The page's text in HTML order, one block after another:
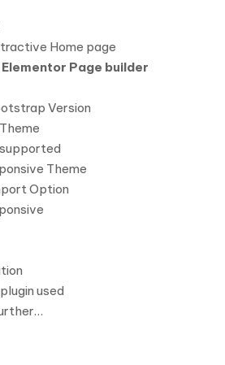
Home page
Elementor Page builder
Version
Theme
Option
used